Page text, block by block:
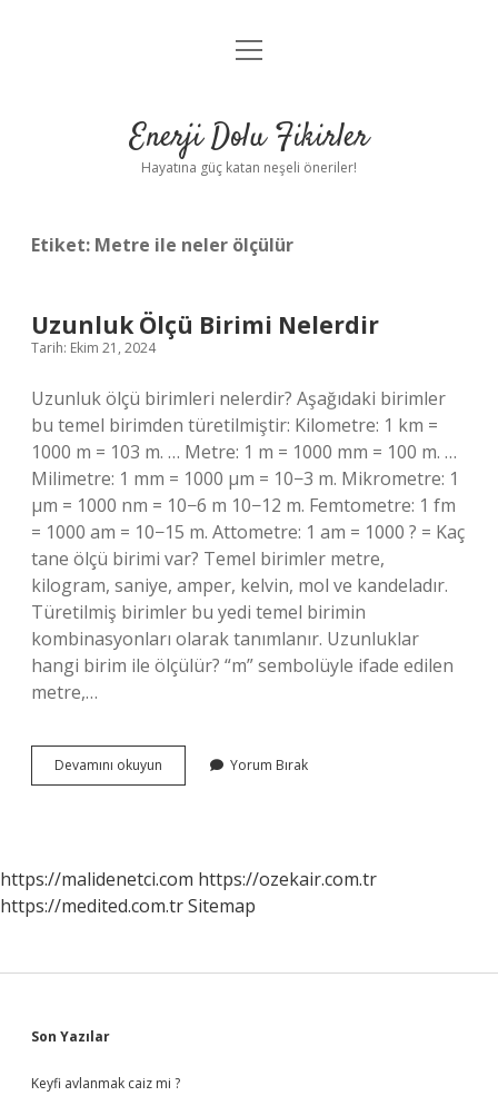
Anasayfa
Yasal Uyarı
menüyü
Enerji Dolu Fikirler
Hayatına güç katan neşeli öneriler!
Etiket: Metre ile neler ölçülür
Uzunluk Ölçü Birimi Nelerdir
Tarih: Ekim 21, 2024
Uzunluk ölçü birimleri nelerdir? Aşağıdaki birimler
bu temel birimden türetilmiştir: Kilometre: 1 km =
1000 m = 103 m. … Metre: 1 m = 1000 mm = 100 m. …
Milimetre: 1 mm = 1000 µm = 10−3 m. Mikrometre: 1
µm = 1000 nm = 10−6 m 10−12 m. Femtometre: 1 fm
= 1000 am = 10−15 m. Attometre: 1 am = 1000 ? = Kaç
tane ölçü birimi var? Temel birimler metre,
kilogram, saniye, amper, kelvin, mol ve kandeladır.
Türetilmiş birimler bu yedi temel birimin
kombinasyonları olarak tanımlanır. Uzunluklar
hangi birim ile ölçülür? “m” sembolüyle ifade edilen
metre,…
Devamını okuyun Uzunluk
Ölçü
Yorum Bırak
https://malidenetci.com https://ozekair.com.tr
https://medited.com.trSitemap
Sidebar
Son Yazılar
Keyfi avlanmak caiz mi ?